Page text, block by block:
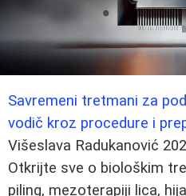
Savremeni tretmani za
vodič kroz procedure i
Višeslava Radukanović
Otkrijte sve o biološkim
piling, mezoterapiji lica,